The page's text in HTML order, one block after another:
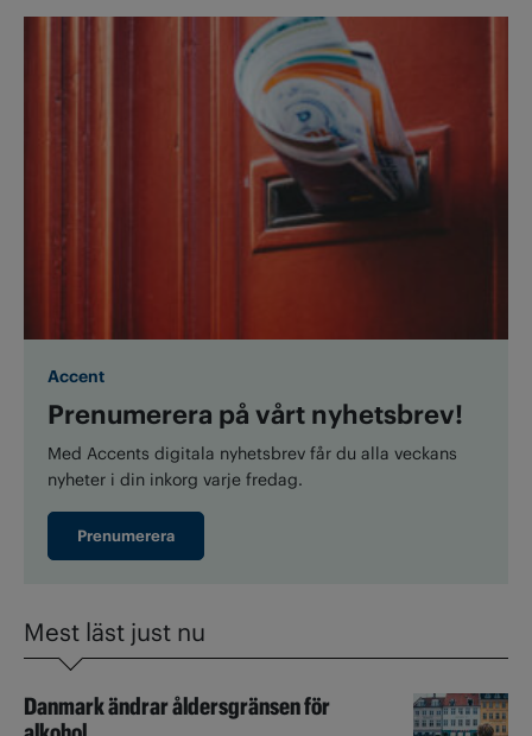
Accent
Prenumerera på vårt nyhetsbrev!
Med Accents digitala nyhetsbrev får du alla veckans
nyheter i din inkorg varje fredag.
Prenumerera
Mest läst just nu
Danmark ändrar åldersgränsen för